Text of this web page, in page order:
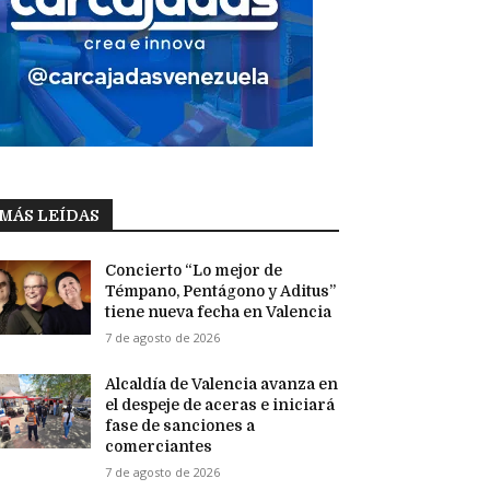
LEÍDAS
Concierto “Lo mejor de
Témpano, Pentágono y Aditus”
tiene nueva fecha en Valencia
7 de agosto de 2026
Alcaldía de Valencia avanza en
el despeje de aceras e iniciará
fase de sanciones a
comerciantes
7 de agosto de 2026